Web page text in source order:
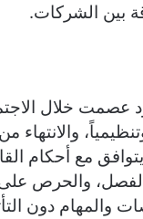
بين الشركات.
عصمت خلال
وتنظيمياً،
مع أحكام
الفصل، والحرص
والمهام دون